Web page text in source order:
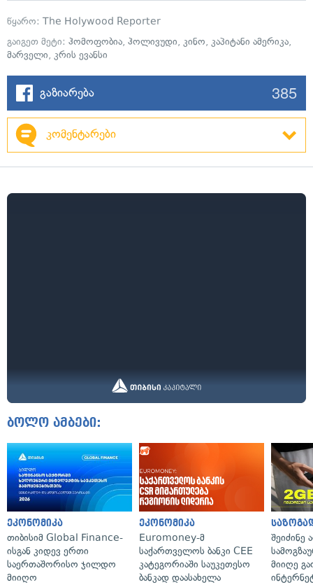
წყარო: The Holywood Reporter
გაიგეთ მეტი: ჰომოფობია, ჰოლივუდი, კინო, კაპიტანი ამერიკა,
მარველი, კრის ევანსი
გაზიარება 385
კომენტარები
ბოლო ამბები:
ეკონომიკა
თიბისიმ Global Finance-
ისგან კიდევ ერთი
საერთაშორისო ჯილდო
მიიღო
ეკონომიკა
Euromoney-მ
საქართველოს ბანკი CEE
კატეგორიაში საუკეთესო
ბანკად დაასახელა
შეიძინე
მიიღე